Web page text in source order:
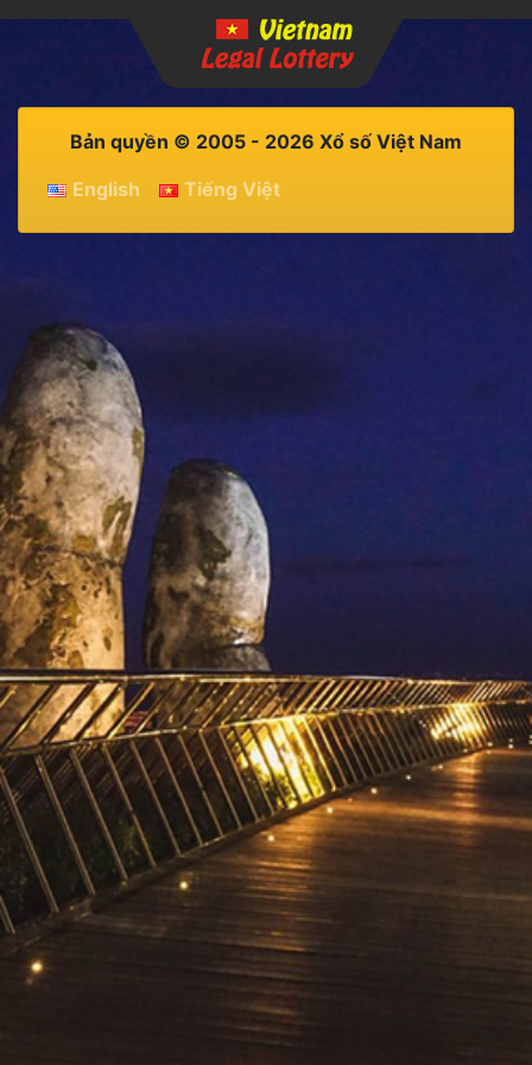
Bản quyền © 2005 - 2026 Xổ số Việt Nam
English
Tiếng Việt